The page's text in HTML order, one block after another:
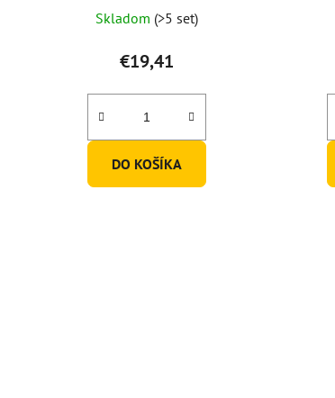
Skladom (>5 set)
€19,41
DO KOŠÍKA